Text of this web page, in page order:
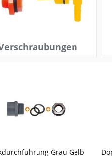
Doppelnippel, 3/8' x 3/8'